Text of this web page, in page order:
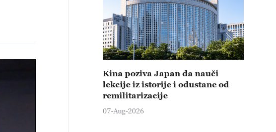
Kina poziva Japan da nauči
lekcije iz istorije i odustane od
remilitarizacije
07-Aug-2026